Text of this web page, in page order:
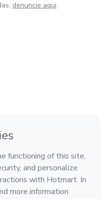
denuncie aqui